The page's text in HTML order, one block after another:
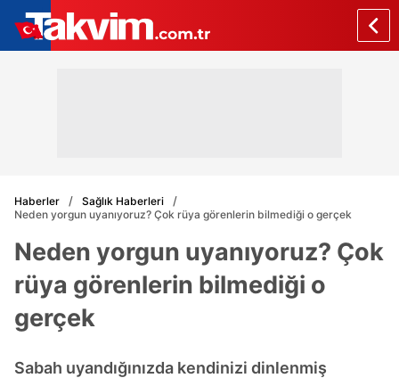
Haberler
Sağlık Haberleri
Neden yorgun uyanıyoruz? Çok rüya görenlerin bilmediği o gerçek
Neden yorgun uyanıyoruz? Çok
rüya görenlerin bilmediği o
gerçek
Sabah uyandığınızda kendinizi dinlenmiş